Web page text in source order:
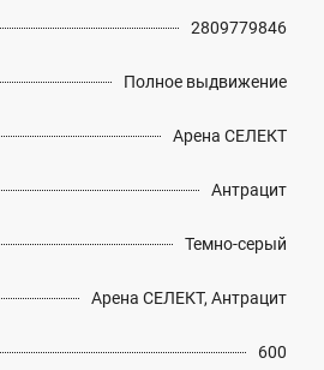
2809779846
Полное выдвижение
Арена СЕЛЕКТ
Антрацит
Темно-серый
Арена СЕЛЕКТ, Антрацит
600